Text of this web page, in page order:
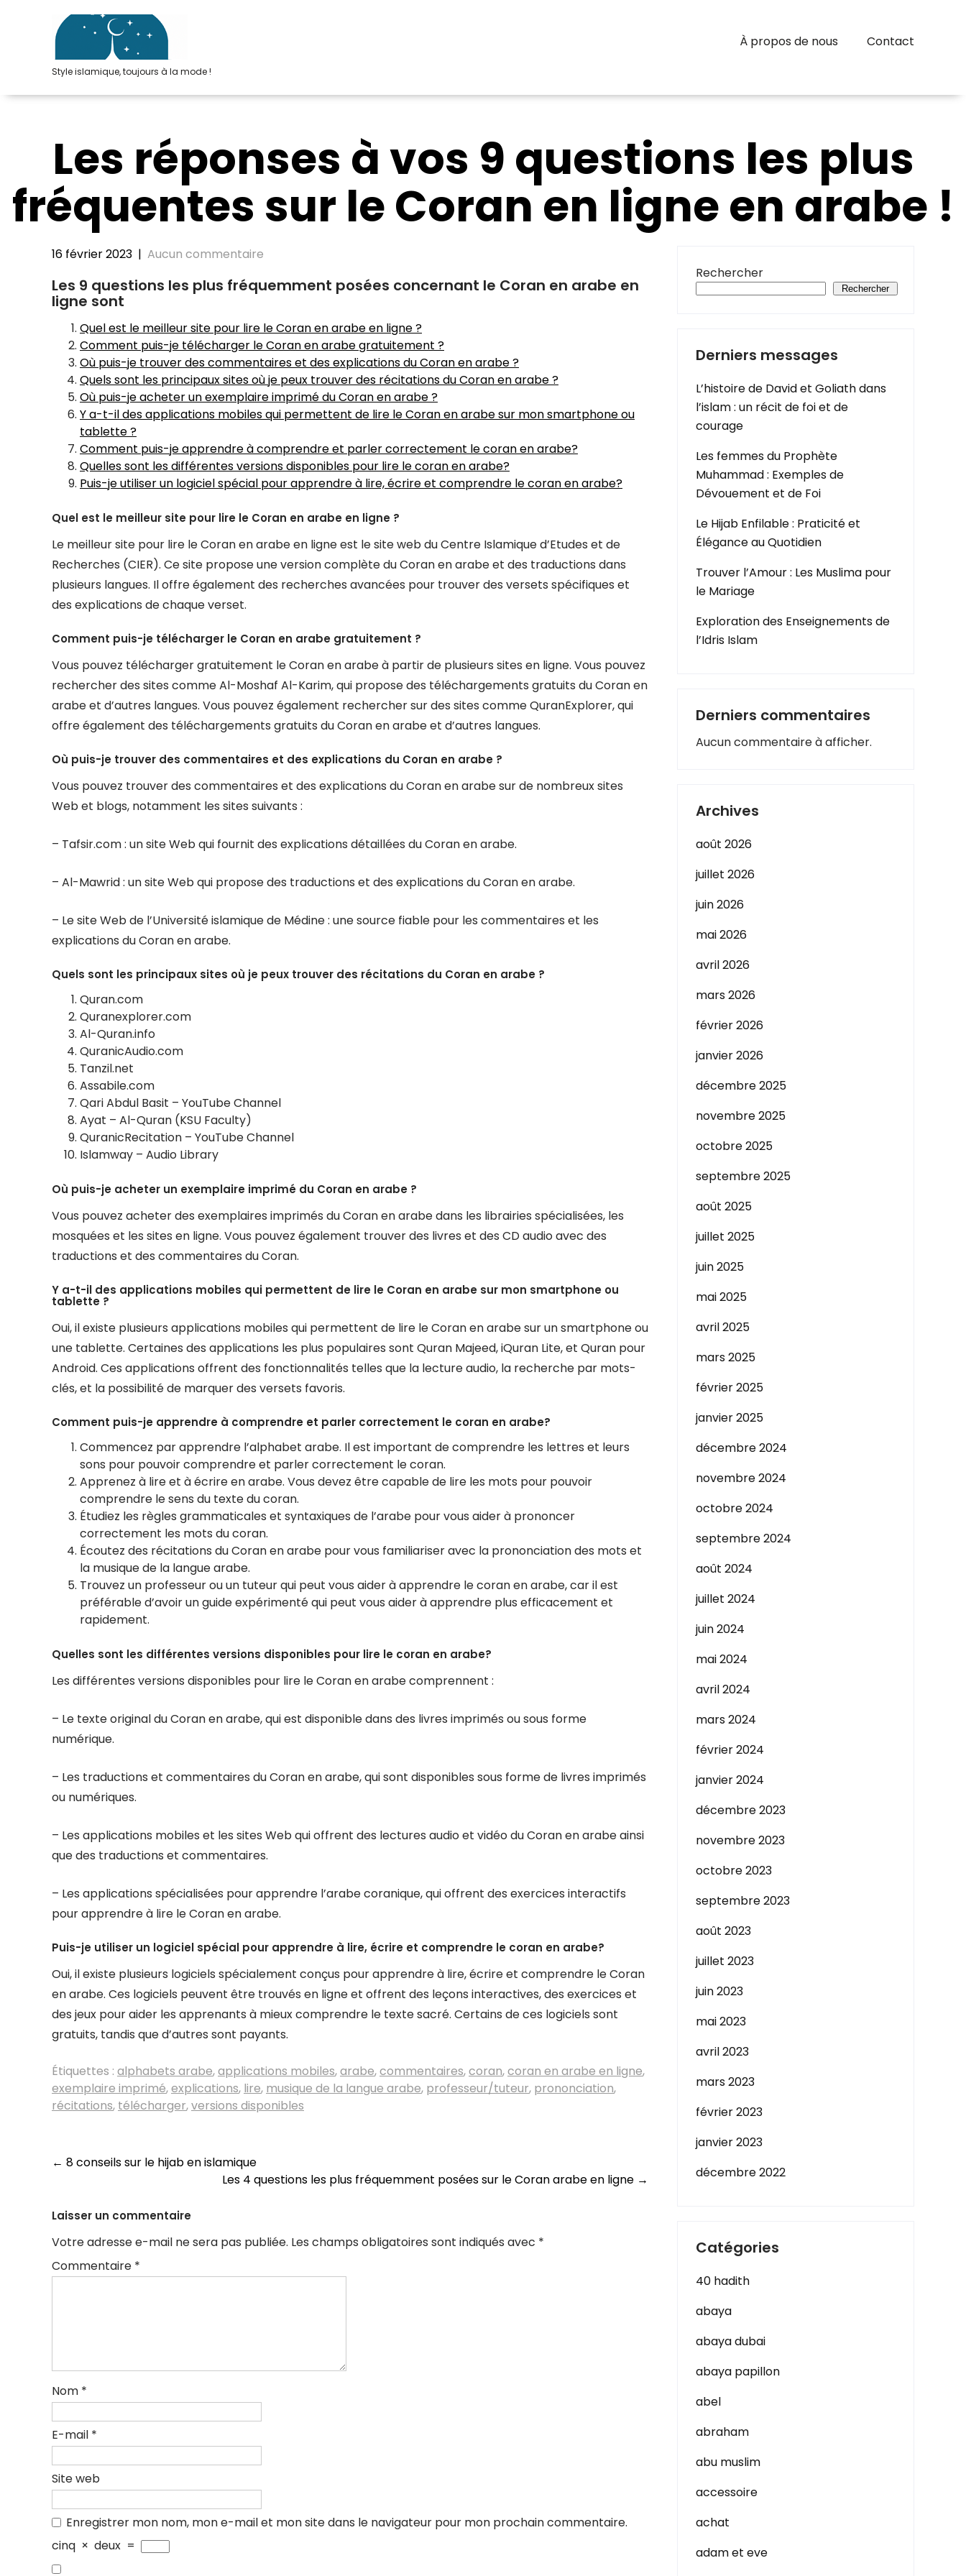
Style islamique, toujours à la mode !
À propos de nous Contact
Les réponses à vos 9 questions les plus
fréquentes sur le Coran en ligne en arabe !
16 février 2023 | Aucun commentaire
Les 9 questions les plus fréquemment posées concernant le Coran en arabe en
ligne sont
Quel est le meilleur site pour lire le Coran en arabe en ligne ?
Comment puis-je télécharger le Coran en arabe gratuitement ?
Où puis-je trouver des commentaires et des explications du Coran en arabe ?
Quels sont les principaux sites où je peux trouver des récitations du Coran en arabe ?
Où puis-je acheter un exemplaire imprimé du Coran en arabe ?
Y a-t-il des applications mobiles qui permettent de lire le Coran en arabe sur mon smartphone ou
tablette ?
Comment puis-je apprendre à comprendre et parler correctement le coran en arabe?
Quelles sont les différentes versions disponibles pour lire le coran en arabe?
Puis-je utiliser un logiciel spécial pour apprendre à lire, écrire et comprendre le coran en arabe?
Quel est le meilleur site pour lire le Coran en arabe en ligne ?
Le meilleur site pour lire le Coran en arabe en ligne est le site web du Centre Islamique d’Etudes et de
Recherches (CIER). Ce site propose une version complète du Coran en arabe et des traductions dans
plusieurs langues. Il offre également des recherches avancées pour trouver des versets spécifiques et
des explications de chaque verset.
Comment puis-je télécharger le Coran en arabe gratuitement ?
Vous pouvez télécharger gratuitement le Coran en arabe à partir de plusieurs sites en ligne. Vous pouvez
rechercher des sites comme Al-Moshaf Al-Karim, qui propose des téléchargements gratuits du Coran en
arabe et d’autres langues. Vous pouvez également rechercher sur des sites comme QuranExplorer, qui
offre également des téléchargements gratuits du Coran en arabe et d’autres langues.
Où puis-je trouver des commentaires et des explications du Coran en arabe ?
Vous pouvez trouver des commentaires et des explications du Coran en arabe sur de nombreux sites
Web et blogs, notamment les sites suivants :
– Tafsir.com : un site Web qui fournit des explications détaillées du Coran en arabe.
– Al-Mawrid : un site Web qui propose des traductions et des explications du Coran en arabe.
– Le site Web de l’Université islamique de Médine : une source fiable pour les commentaires et les
explications du Coran en arabe.
Quels sont les principaux sites où je peux trouver des récitations du Coran en arabe ?
Quran.com
Quranexplorer.com
Al-Quran.info
QuranicAudio.com
Tanzil.net
Assabile.com
Qari Abdul Basit – YouTube Channel
Ayat – Al-Quran (KSU Faculty)
QuranicRecitation – YouTube Channel
Islamway – Audio Library
Où puis-je acheter un exemplaire imprimé du Coran en arabe ?
Vous pouvez acheter des exemplaires imprimés du Coran en arabe dans les librairies spécialisées, les
mosquées et les sites en ligne. Vous pouvez également trouver des livres et des CD audio avec des
traductions et des commentaires du Coran.
Y a-t-il des applications mobiles qui permettent de lire le Coran en arabe sur mon smartphone ou
tablette ?
Oui, il existe plusieurs applications mobiles qui permettent de lire le Coran en arabe sur un smartphone ou
une tablette. Certaines des applications les plus populaires sont Quran Majeed, iQuran Lite, et Quran pour
Android. Ces applications offrent des fonctionnalités telles que la lecture audio, la recherche par mots-
clés, et la possibilité de marquer des versets favoris.
Comment puis-je apprendre à comprendre et parler correctement le coran en arabe?
Commencez par apprendre l’alphabet arabe. Il est important de comprendre les lettres et leurs
sons pour pouvoir comprendre et parler correctement le coran.
Apprenez à lire et à écrire en arabe. Vous devez être capable de lire les mots pour pouvoir
comprendre le sens du texte du coran.
Étudiez les règles grammaticales et syntaxiques de l’arabe pour vous aider à prononcer
correctement les mots du coran.
Écoutez des récitations du Coran en arabe pour vous familiariser avec la prononciation des mots et
la musique de la langue arabe.
Trouvez un professeur ou un tuteur qui peut vous aider à apprendre le coran en arabe, car il est
préférable d’avoir un guide expérimenté qui peut vous aider à apprendre plus efficacement et
rapidement.
Quelles sont les différentes versions disponibles pour lire le coran en arabe?
Les différentes versions disponibles pour lire le Coran en arabe comprennent :
– Le texte original du Coran en arabe, qui est disponible dans des livres imprimés ou sous forme
numérique.
– Les traductions et commentaires du Coran en arabe, qui sont disponibles sous forme de livres imprimés
ou numériques.
– Les applications mobiles et les sites Web qui offrent des lectures audio et vidéo du Coran en arabe ainsi
que des traductions et commentaires.
– Les applications spécialisées pour apprendre l’arabe coranique, qui offrent des exercices interactifs
pour apprendre à lire le Coran en arabe.
Puis-je utiliser un logiciel spécial pour apprendre à lire, écrire et comprendre le coran en arabe?
Oui, il existe plusieurs logiciels spécialement conçus pour apprendre à lire, écrire et comprendre le Coran
en arabe. Ces logiciels peuvent être trouvés en ligne et offrent des leçons interactives, des exercices et
des jeux pour aider les apprenants à mieux comprendre le texte sacré. Certains de ces logiciels sont
gratuits, tandis que d’autres sont payants.
Étiquettes : alphabets arabe,applications mobiles,arabe,commentaires,coran,coran en arabe en ligne,
exemplaire imprimé,explications, lire, musique de la langue arabe, professeur/tuteur, prononciation,
récitations, télécharger,versions disponibles
Navigation
articles
← 8 conseils sur le hijab en islamique
Les 4 questions les plus fréquemment posées sur le Coran arabe en ligne →
Laisser un commentaire
Votre adresse e-mail ne sera pas publiée. Les champs obligatoires sont indiqués avec *
Commentaire *
Nom *
E-mail *
Site web
Enregistrer mon nom, mon e-mail et mon site dans le navigateur pour mon prochain commentaire.
cinq × deux =
Rechercher
Rechercher
Derniers messages
L’histoire de David et Goliath dans
l’islam : un récit de foi et de
courage
Les femmes du Prophète
Muhammad : Exemples de
Dévouement et de Foi
Le Hijab Enfilable : Praticité et
Élégance au Quotidien
Trouver l’Amour : Les Muslima pour
le Mariage
Exploration des Enseignements de
l’Idris Islam
Derniers commentaires
Aucun commentaire à afficher.
Archives
août 2026
juillet 2026
juin 2026
mai 2026
avril 2026
mars 2026
février 2026
janvier 2026
décembre 2025
novembre 2025
octobre 2025
septembre 2025
août 2025
juillet 2025
juin 2025
mai 2025
avril 2025
mars 2025
février 2025
janvier 2025
décembre 2024
novembre 2024
octobre 2024
septembre 2024
août 2024
juillet 2024
juin 2024
mai 2024
avril 2024
mars 2024
février 2024
janvier 2024
décembre 2023
novembre 2023
octobre 2023
septembre 2023
août 2023
juillet 2023
juin 2023
mai 2023
avril 2023
mars 2023
février 2023
janvier 2023
décembre 2022
Catégories
40 hadith
abaya
abaya dubai
abaya papillon
abel
abraham
abu muslim
accessoire
achat
adam et eve